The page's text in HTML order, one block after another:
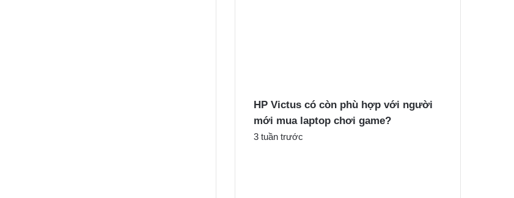
:HP Victus có còn phù hợp với người
mới mua laptop chơi game?
3 tuần trước